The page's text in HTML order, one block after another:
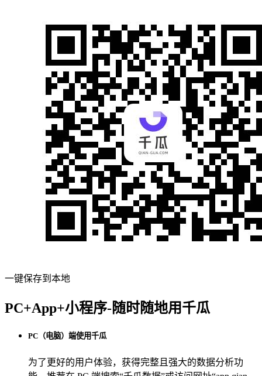
一键保存到本地
PC+App+小程序-随时随地用千瓜
PC（电脑）端使用千瓜
为了更好的用户体验，获得完整且强大的数据分析功